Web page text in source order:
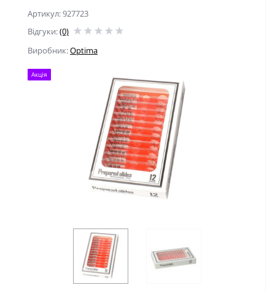
Артикул: 927723
Відгуки:(0)
Виробник:Optima
Акція